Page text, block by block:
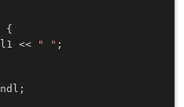
{
<< " " ;
;